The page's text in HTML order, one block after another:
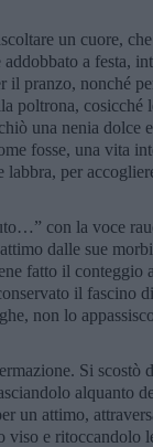
un cuore,
a festa,
il pranzo, nonché
poltrona, cosicché
una nenia dolce
fosse, una vita
per
con la voce
dalle sue
fatto il conteggio
il fascino
non lo
Si scostò
alquanto
un attimo,
viso e ritoccandolo